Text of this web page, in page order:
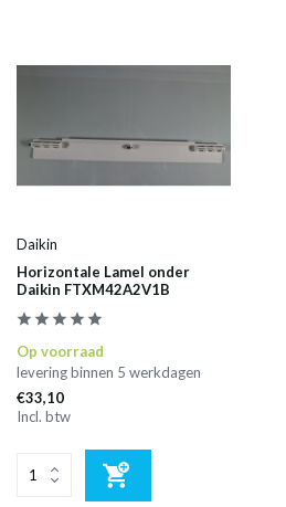
Daikin
Horizontale Lamel onder
Daikin FTXM42A2V1B
Op voorraad
levering binnen 5 werkdagen
€33,10
Incl. btw